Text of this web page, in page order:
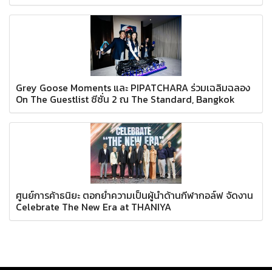
Grey Goose Moments และ PIPATCHARA ร่วมเฉลิมฉลอง
On The Guestlist ซีซั่น 2 ณ The Standard, Bangkok
ศูนย์การค้าธนิยะ ตอกย้ำความเป็นผู้นำด้านกีฬากอล์ฟ จัดงาน
Celebrate The New Era at THANIYA